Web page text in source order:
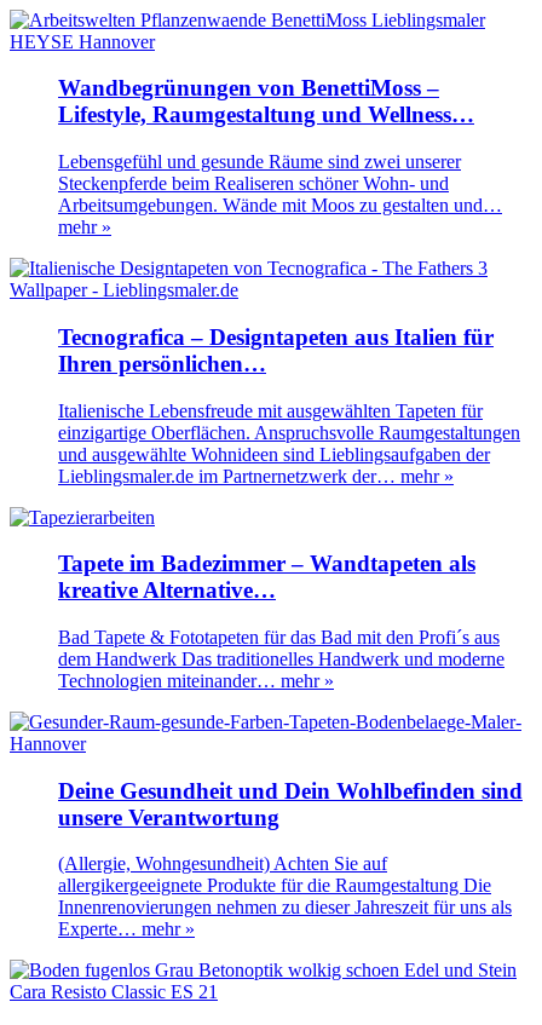
Wandbegrünungen von BenettiMoss –
Lifestyle, Raumgestaltung und Wellness…
Lebensgefühl und gesunde Räume sind zwei unserer
Steckenpferde beim Realiseren schöner Wohn- und
Arbeitsumgebungen. Wände mit Moos zu gestalten und…
mehr »
Tecnografica – Designtapeten aus Italien für
Ihren persönlichen…
Italienische Lebensfreude mit ausgewählten Tapeten für
einzigartige Oberflächen. Anspruchsvolle Raumgestaltungen
und ausgewählte Wohnideen sind Lieblingsaufgaben der
Lieblingsmaler.de im Partnernetzwerk der… mehr »
Tapete im Badezimmer – Wandtapeten als
kreative Alternative…
Bad Tapete & Fototapeten für das Bad mit den Profi´s aus
dem Handwerk Das traditionelles Handwerk und moderne
Technologien miteinander… mehr »
Deine Gesundheit und Dein Wohlbefinden sind
unsere Verantwortung
(Allergie, Wohngesundheit) Achten Sie auf
allergikergeeignete Produkte für die Raumgestaltung Die
Innenrenovierungen nehmen zu dieser Jahreszeit für uns als
Experte… mehr »